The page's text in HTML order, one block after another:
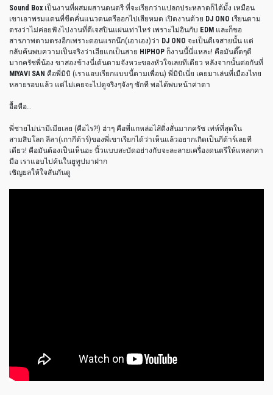
Sound Box เป็นงานที่ผสมผสานดนตรี ที่จะเรียกว่าแปลกประหลาดก็ได้มั้ง เหมือน
เขาเอาพรมแดนที่ขีดคั่นแนวดนตรีออกไปเสียหมด เปิดงานด้วย DJ ONO เรียนตาม
ตรงว่าไม่ค่อยฟังไปงานที่ดีเจสปินแผ่นเท่าไหร่ เพราะไม่อินกับ EDM และก็ขอ
สารภาพตามตรงอีกเพราะตอนแรกนึก(เอาเอง)ว่า DJ ONO จะเป็นดีเจสายนั้น แต่
กลับค้นพบความเป็นจริงว่าเฮียแกเป็นสาย HIPHOP ก็งานนี้นี่แหละ! คือมันตึ๊ดๆดี
มากครัชพี่น้อง ขาสองข้างนี่เต้นตามจังหวะของหัวใจเลยทีเดียว หลังจากนั้นต่อกันที่
MIYAVI SAN คือพี่มิบิ (เราแอบเรียกแบบนี้ตามเพื่อน) พี่มิบิเนี่ย เคยมาเล่นที่เมืองไทย
หลายรอบแล้ว แต่ไม่เคยจะไปดูจริงๆจังๆ ซักที พอได้พบหน้าค่าตา
อื้อหือ…
พี่ชายไม่น่ามีเมียเลย (คือไร?!) ฮ่าๆ คือพี่แกหล่อไส้ติ่งสั่นมากครัช เท่ห์ที่สุดใน
สามสิบโลก ลีลา(เกากีต้าร์)ของพี่เขาเรียกได้ว่าเห็นแล้วอยากเกิดเป็นกีต้าร์เลยที
เดียว! คือมันต้องเป็นเห็นอะ นิ้วแบบสะบัดอย่างกับจะละลายเครื่องดนตรีให้แหลกคา
มือ เราแอบไปค้นในยูทูปมาฝาก
เชิญยลให้ใจสั่นกันดู